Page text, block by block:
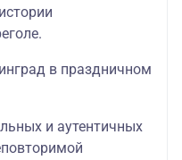
в праздничном
и аутентичных